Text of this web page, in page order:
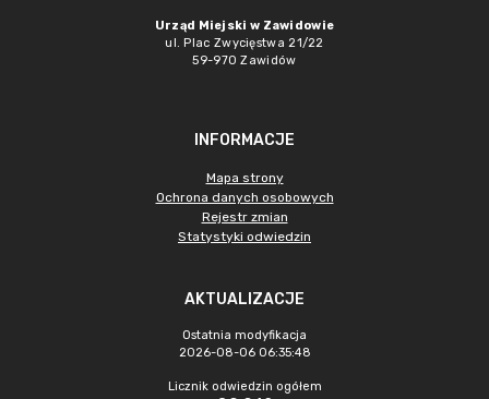
Urząd Miejski w Zawidowie
ul. Plac Zwycięstwa 21/22
59-970 Zawidów
INFORMACJE
Mapa strony
Ochrona danych osobowych
Rejestr zmian
Statystyki odwiedzin
AKTUALIZACJE
Ostatnia modyfikacja
2026-08-06 06:35:48
Licznik odwiedzin ogółem